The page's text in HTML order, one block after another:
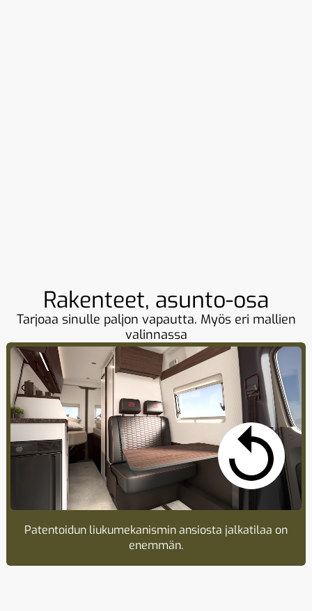
Rakenteet, asunto-osa
Tarjoaa sinulle paljon vapautta. Myös eri mallien
valinnassa
Patentoidun liukumekanismin ansiosta jalkatilaa on
enemmän.